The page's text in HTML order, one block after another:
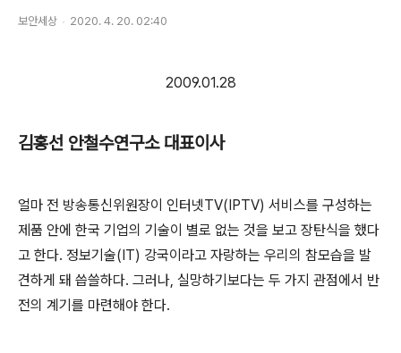
보안세상 2020. 4. 20. 02:40
2009.01.28
김홍선 안철수연구소 대표이사
얼마 전 방송통신위원장이 인터넷TV(IPTV) 서비스를 구성하는
제품 안에 한국 기업의 기술이 별로 없는 것을 보고 장탄식을 했다
고 한다. 정보기술(IT) 강국이라고 자랑하는 우리의 참모습을 발
견하게 돼 씁쓸하다. 그러나, 실망하기보다는 두 가지 관점에서 반
전의 계기를 마련해야 한다.